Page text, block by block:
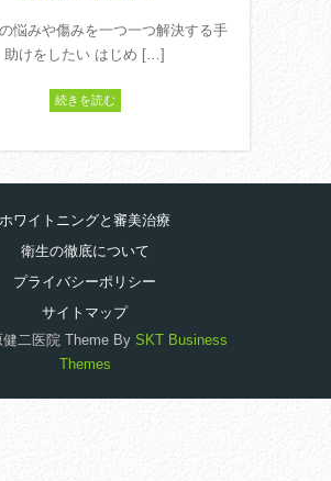
悩みや傷みを一つ一つ解決する手
助けをしたい はじめ […]
続きを読む
ホワイトニングと審美治療
衛生の徹底について
プライバシーポリシー
サイトマップ
二医院 Theme By SKT Business
Themes